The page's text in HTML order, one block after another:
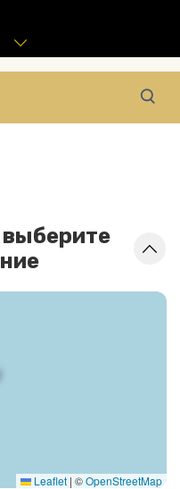
Leaflet | ©OpenStreetMap